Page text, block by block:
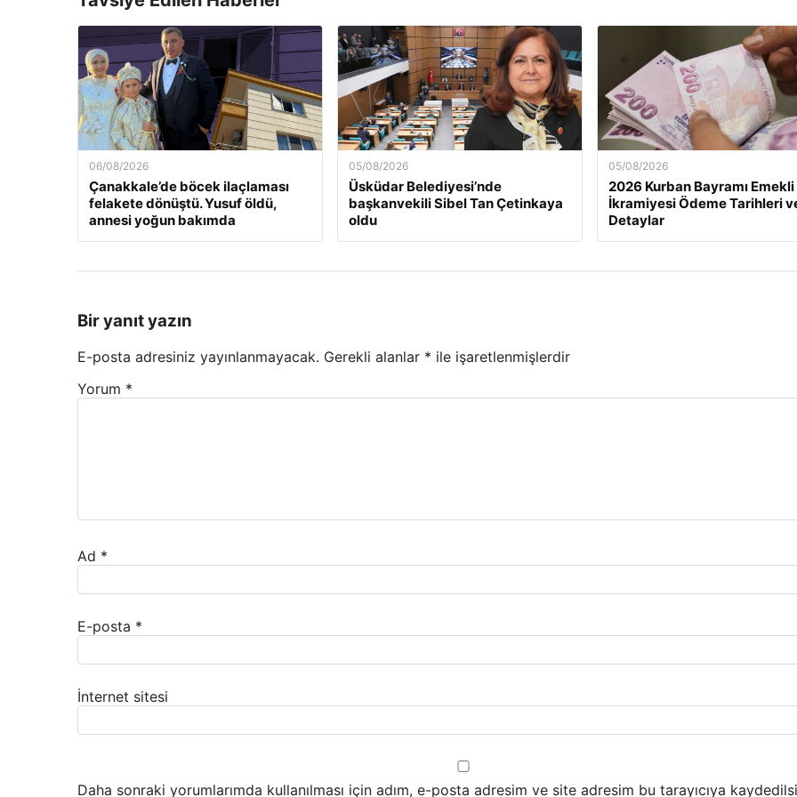
06/08/2026
Çanakkale’de böcek ilaçlaması
felakete dönüştü. Yusuf öldü,
annesi yoğun bakımda
05/08/2026
Üsküdar Belediyesi’nde
başkanvekili Sibel Tan Çetinkaya
oldu
05/08/2026
2026 Kurban Bayramı Emekli
İkramiyesi Ödeme Tarihleri
Detaylar
Bir yanıt yazın
E-posta adresiniz yayınlanmayacak. Gerekli alanlar * ile işaretlenmişlerdir
Yorum *
Ad *
E-posta *
İnternet sitesi
Daha sonraki yorumlarımda kullanılması için adım, e-posta adresim ve site adresim bu tarayıcıya